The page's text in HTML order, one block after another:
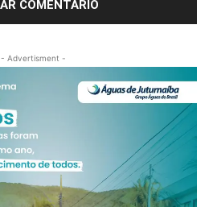
- Advertisment -